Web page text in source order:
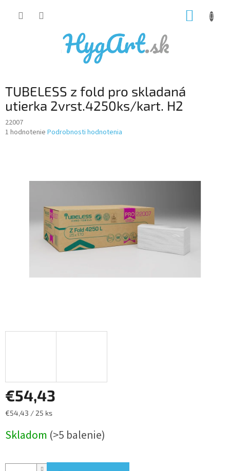
TUBELESS z fold pro skladaná
utierka 2vrst.4250ks/kart. H2
22007
Priemerné
1 hodnotenie Podrobnosti hodnotenia
€54,43
Jednotková
€54,43 / 25 ks
Skladom (>5 balenie)